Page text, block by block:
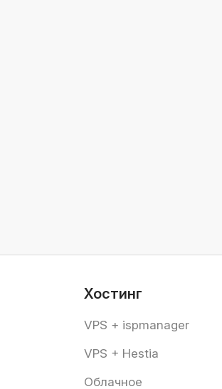
Хостинг
VPS + ispmanager
VPS + Hestia
Облачное